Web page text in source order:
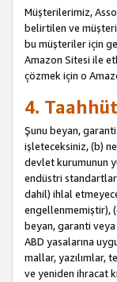
Müşterilerimiz,
belirtilen ve
bu müşteriler için
Amazon Sitesi ile
çözmek için o
4.
Şunu beyan,
işleteceksiniz, (b)
devlet kurumunun
endüstri
dahil) ihlal
engellenmemiştir),
beyan, garanti veya
ABD yasalarına
mallar, yazılımlar,
ve yeniden ihracat